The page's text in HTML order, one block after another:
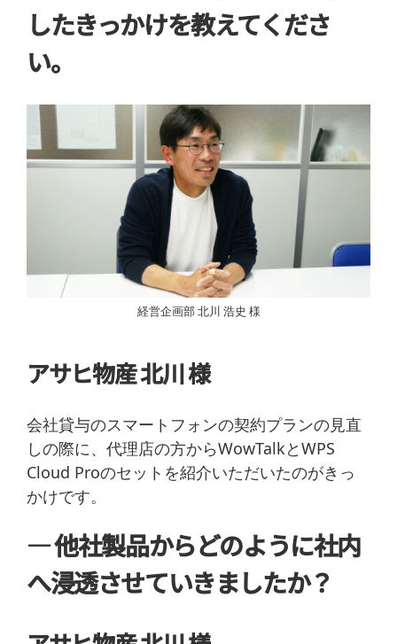
したきっかけを教えてくださ
い。
経営企画部 北川 浩史 様
アサヒ物産 北川 様
会社貸与のスマートフォンの契約プランの見直
しの際に、代理店の方からWowTalkとWPS
Cloud Proのセットを紹介いただいたのがきっ
かけです。
― 他社製品からどのように社内
へ浸透させていきましたか？